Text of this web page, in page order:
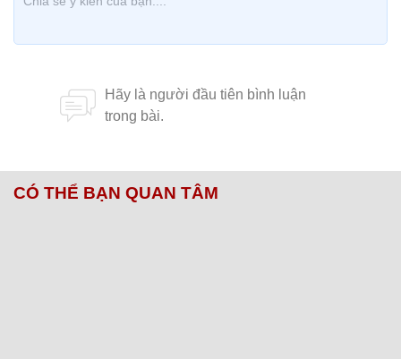
CÓ THỂ BẠN QUAN TÂM